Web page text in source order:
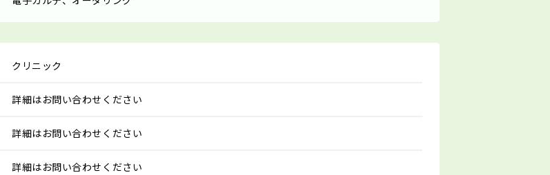
クリニック
詳細はお問い合わせください
詳細はお問い合わせください
詳細はお問い合わせください